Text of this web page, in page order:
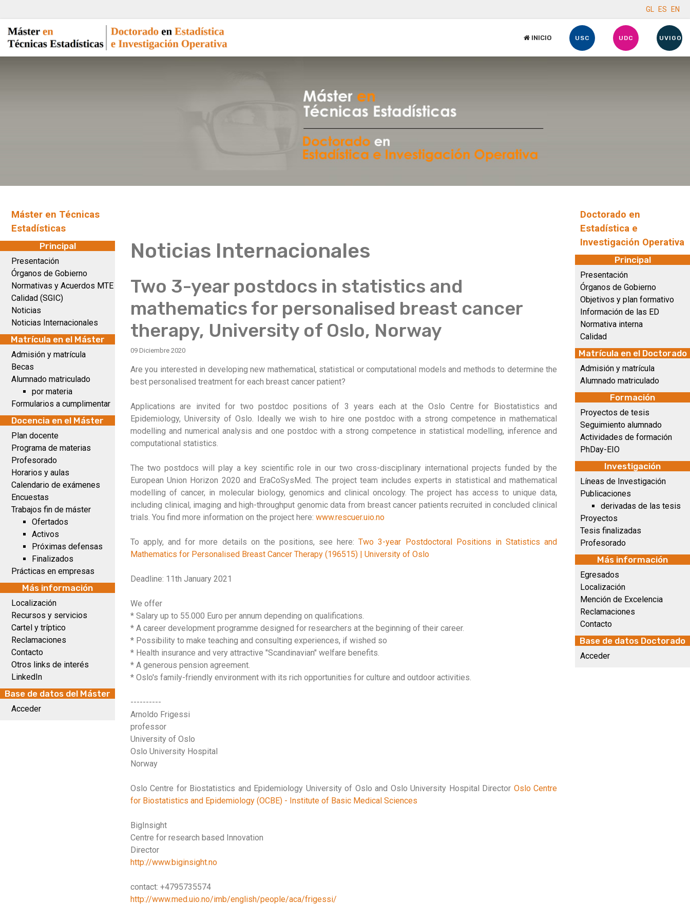
GL ES EN
INICIO USC UDC UVIGO
Máster en Técnicas
Estadísticas
Principal
Presentación
Órganos de Gobierno
Normativas y Acuerdos MTE
Calidad (SGIC)
Noticias
Noticias Internacionales
Matrícula en el Máster
Admisión y matrícula
Becas
Alumnado matriculado
por materia
Formularios a cumplimentar
Docencia en el Máster
Plan docente
Programa de materias
Profesorado
Horarios y aulas
Calendario de exámenes
Encuestas
Trabajos fin de máster
Ofertados
Activos
Próximas defensas
Finalizados
Prácticas en empresas
Más información
Localización
Recursos y servicios
Cartel y tríptico
Reclamaciones
Contacto
Otros links de interés
LinkedIn
Base de datos del Máster
Acceder
Noticias Internacionales
Two 3-year postdocs in statistics and
mathematics for personalised breast cancer
therapy, University of Oslo, Norway
09 Diciembre 2020
Are you interested in developing new mathematical, statistical or computational models and methods to determine the
best personalised treatment for each breast cancer patient?
Applications are invited for two postdoc positions of 3 years each at the Oslo Centre for Biostatistics and
Epidemiology, University of Oslo. Ideally we wish to hire one postdoc with a strong competence in mathematical
modelling and numerical analysis and one postdoc with a strong competence in statistical modelling, inference and
computational statistics.
The two postdocs will play a key scientific role in our two cross-disciplinary international projects funded by the
European Union Horizon 2020 and EraCoSysMed. The project team includes experts in statistical and mathematical
modelling of cancer, in molecular biology, genomics and clinical oncology. The project has access to unique data,
including clinical, imaging and high-throughput genomic data from breast cancer patients recruited in concluded clinical
trials. You find more information on the project here: www.rescuer.uio.no
To apply, and for more details on the positions, see here:Two 3-year Postdoctoral Positions in Statistics and
Mathematics for Personalised Breast Cancer Therapy (196515) | University of Oslo
Deadline: 11th January 2021
We offer
* Salary up to 55.000 Euro per annum depending on qualifications.
* A career development programme designed for researchers at the beginning of their career.
* Possibility to make teaching and consulting experiences, if wished so
* Health insurance and very attractive "Scandinavian" welfare benefits.
* A generous pension agreement.
* Oslo's family-friendly environment with its rich opportunities for culture and outdoor activities.
----------
Arnoldo Frigessi
professor
University of Oslo
Oslo University Hospital
Norway
Oslo Centre for Biostatistics and Epidemiology University of Oslo and Oslo University Hospital Director Oslo Centre
for Biostatistics and Epidemiology (OCBE) - Institute of Basic Medical Sciences
BigInsight
Centre for research based Innovation
Director
http://www.biginsight.no
contact: +4795735574
http://www.med.uio.no/imb/english/people/aca/frigessi/
Doctorado en
Estadística e
Investigación Operativa
Principal
Presentación
Órganos de Gobierno
Objetivos y plan formativo
Información de las ED
Normativa interna
Calidad
Matrícula en el Doctorado
Admisión y matrícula
Alumnado matriculado
Formación
Proyectos de tesis
Seguimiento alumnado
Actividades de formación
PhDay-EIO
Investigación
Líneas de Investigación
Publicaciones
derivadas de las tesis
Proyectos
Tesis finalizadas
Profesorado
Más información
Egresados
Localización
Mención de Excelencia
Reclamaciones
Contacto
Base de datos Doctorado
Acceder